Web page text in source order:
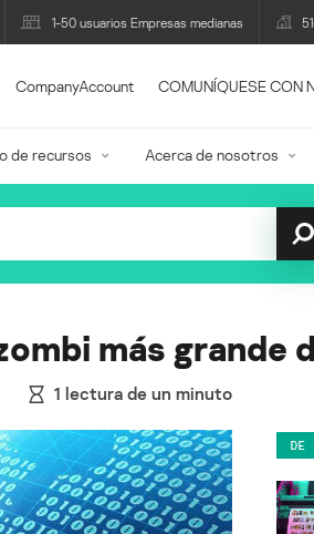
1-50 usuarios Empresas medianas
CompanyAccount COMUNÍQUESE CON
de recursos Acerca de nosotros
más grande
1 lectura de un minuto
DE